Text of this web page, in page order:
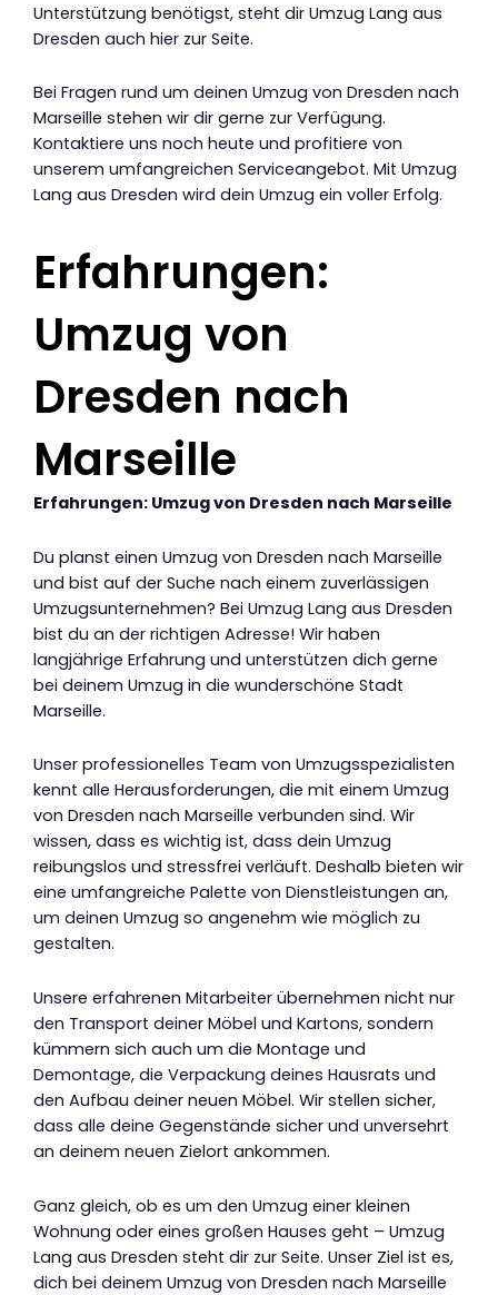
Unterstützung benötigst, steht dir Umzug Lang aus
Dresden auch hier zur Seite.
Bei Fragen rund um deinen Umzug von Dresden nach
Marseille stehen wir dir gerne zur Verfügung.
Kontaktiere uns noch heute und profitiere von
unserem umfangreichen Serviceangebot. Mit Umzug
Lang aus Dresden wird dein Umzug ein voller Erfolg.
Erfahrungen:
Umzug von
Dresden nach
Marseille
Erfahrungen: Umzug von Dresden nach Marseille
Du planst einen Umzug von Dresden nach Marseille
und bist auf der Suche nach einem zuverlässigen
Umzugsunternehmen? Bei Umzug Lang aus Dresden
bist du an der richtigen Adresse! Wir haben
langjährige Erfahrung und unterstützen dich gerne
bei deinem Umzug in die wunderschöne Stadt
Marseille.
Unser professionelles Team von Umzugsspezialisten
kennt alle Herausforderungen, die mit einem Umzug
von Dresden nach Marseille verbunden sind. Wir
wissen, dass es wichtig ist, dass dein Umzug
reibungslos und stressfrei verläuft. Deshalb bieten wir
eine umfangreiche Palette von Dienstleistungen an,
um deinen Umzug so angenehm wie möglich zu
gestalten.
Unsere erfahrenen Mitarbeiter übernehmen nicht nur
den Transport deiner Möbel und Kartons, sondern
kümmern sich auch um die Montage und
Demontage, die Verpackung deines Hausrats und
den Aufbau deiner neuen Möbel. Wir stellen sicher,
dass alle deine Gegenstände sicher und unversehrt
an deinem neuen Zielort ankommen.
Ganz gleich, ob es um den Umzug einer kleinen
Wohnung oder eines großen Hauses geht – Umzug
Lang aus Dresden steht dir zur Seite. Unser Ziel ist es,
dich bei deinem Umzug von Dresden nach Marseille